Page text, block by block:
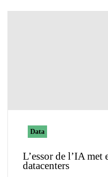
Data
L’essor de l’IA
datacenters